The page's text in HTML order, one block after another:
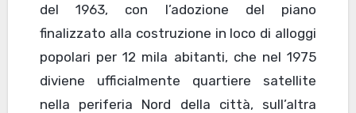
del 1963, con l’adozione del piano
finalizzato alla costruzione in loco di alloggi
popolari per 12 mila abitanti, che nel 1975
diviene ufficialmente quartiere satellite
nella periferia Nord della città, sull’altra